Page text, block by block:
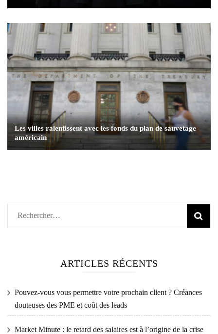
Les villes ralentissent avec les fonds du plan de sauvetage
américain
Rechercher :
ARTICLES RÉCENTS
Pouvez-vous vous permettre votre prochain client ? Créances
douteuses des PME et coût des leads
Market Minute : le retard des salaires est à l’origine de la crise